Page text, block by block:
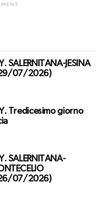
SALERNITANA-JESINA
07/2026)
Tredicesimo giorno
SALERNITANA-
07/2026)